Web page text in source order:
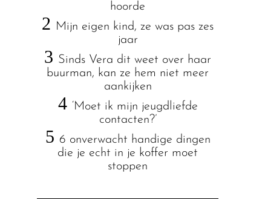
hoorde
2 Mijn eigen kind, ze was pas zes
jaar
3 Sinds Vera dit weet over haar
buurman, kan ze hem niet meer
aankijken
4 ‘Moet ik mijn jeugdliefde
contacten?’
5 6 onverwacht handige dingen
die je echt in je koffer moet
stoppen